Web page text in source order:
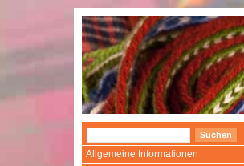
Allgemeine Informationen